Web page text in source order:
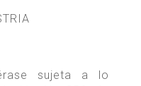
sujeta a lo